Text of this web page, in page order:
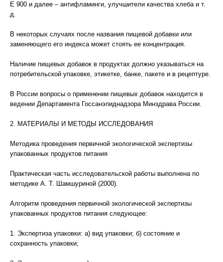
Е 900 и далее – антифламинги, улучшители качества хлеба и т.
д.
В некоторых случаях после названия пищевой добавки или
заменяющего его индекса может стоять ее концентрация.
Наличие пищевых добавок в продуктах должно указываться на
потребительской упаковке, этикетке, банке, пакете и в рецептуре.
В России вопросы о применении пищевых добавок находится в
ведении Департамента Госсанэпиднадзора Минздрава России.
2. МАТЕРИАЛЫ И МЕТОДЫ ИССЛЕДОВАНИЯ
Методика проведения первичной экологической экспертизы
упакованных продуктов питания
Практическая часть исследовательской работы выполнена по
методике А. Т. Шамшуриной (2000).
Алгоритм проведения первичной экологической экспертизы
упакованных продуктов питания следующее:
1. Экспертиза упаковки: а) вид упаковки; б) состояние и
сохранность упаковки;